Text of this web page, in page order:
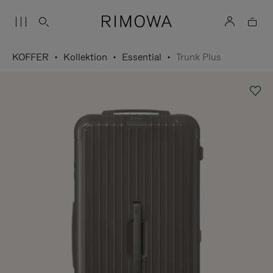
KOFFER Kollektion Essential Trunk Plus